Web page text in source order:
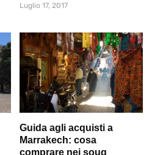
Luglio 17, 2017
Guida agli acquisti a
Marrakech: cosa
comprare nei souq